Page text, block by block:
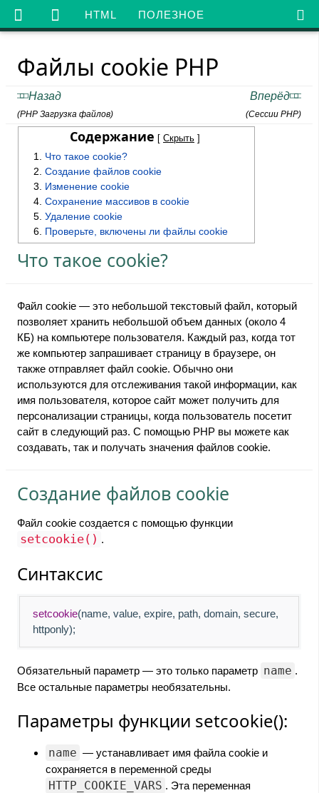
HTML ПОЛЕЗНОЕ 
Файлы cookie PHP
Назад
(PHP Загрузка файлов)
Вперёд
(Сессии PHP)
Содержание [ Скрыть ]
Что такое cookie?
Создание файлов cookie
Изменение cookie
Сохранение массивов в cookie
Удаление cookie
Проверьте, включены ли файлы cookie
Что такое cookie?
Файл cookie — это небольшой текстовый файл, который
позволяет хранить небольшой объем данных (около 4
КБ) на компьютере пользователя. Каждый раз, когда тот
же компьютер запрашивает страницу в браузере, он
также отправляет файл cookie. Обычно они
используются для отслеживания такой информации, как
имя пользователя, которое сайт может получить для
персонализации страницы, когда пользователь посетит
сайт в следующий раз. С помощью PHP вы можете как
создавать, так и получать значения файлов cookie.
Создание файлов cookie
Файл cookie создается с помощью функции
setcookie() .
Синтаксис
setcookie(name, value, expire, path, domain, secure,
httponly);
Обязательный параметр — это только параметр name .
Все остальные параметры необязательны.
Параметры функции setcookie():
name — устанавливает имя файла cookie и
сохраняется в переменной среды
HTTP_COOKIE_VARS . Эта переменная